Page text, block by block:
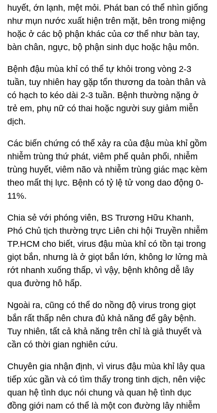
huyết, ớn lạnh, mệt mỏi. Phát ban có thể nhìn giống
như mụn nước xuất hiện trên mặt, bên trong miệng
hoặc ở các bộ phận khác của cơ thể như bàn tay,
bàn chân, ngực, bộ phận sinh dục hoặc hậu môn.
Bệnh đậu mùa khỉ có thể tự khỏi trong vòng 2-3
tuần, tuy nhiên hay gặp tổn thương da toàn thân và
có hạch to kéo dài 2-3 tuần. Bệnh thường nặng ở
trẻ em, phụ nữ có thai hoặc người suy giảm miễn
dịch.
Các biến chứng có thể xảy ra của đậu mùa khỉ gồm
nhiễm trùng thứ phát, viêm phế quản phổi, nhiễm
trùng huyết, viêm não và nhiễm trùng giác mạc kèm
theo mất thị lực. Bệnh có tỷ lệ tử vong dao động 0-
11%.
Chia sẻ với phóng viên, BS Trương Hữu Khanh,
Phó Chủ tịch thường trực Liên chi hội Truyền nhiễm
TP.HCM cho biết, virus đậu mùa khỉ có tồn tại trong
giọt bắn, nhưng là ở giọt bắn lớn, không lơ lửng mà
rớt nhanh xuống thấp, vì vậy, bệnh không dễ lây
qua đường hô hấp.
Ngoài ra, cũng có thể do nồng độ virus trong giọt
bắn rất thấp nên chưa đủ khả năng để gây bệnh.
Tuy nhiên, tất cả khả năng trên chỉ là giả thuyết và
cần có thời gian nghiên cứu.
Chuyên gia nhận định, vì virus đậu mùa khỉ lây qua
tiếp xúc gần và có tìm thấy trong tinh dịch, nên việc
quan hệ tình dục nói chung và quan hệ tình dục
đồng giới nam có thể là một con đường lây nhiễm